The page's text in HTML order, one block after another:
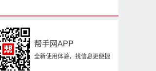
帮手网APP
全新使用体验，找信息更便捷